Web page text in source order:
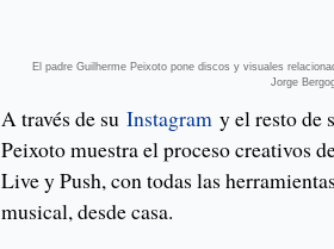
El padre Guilherme Peixoto pone discos y visuales
Jorge
A través de suInstagram y el resto de
Peixoto muestra el proceso creativos
Live y Push, con todas las
musical, desde casa.